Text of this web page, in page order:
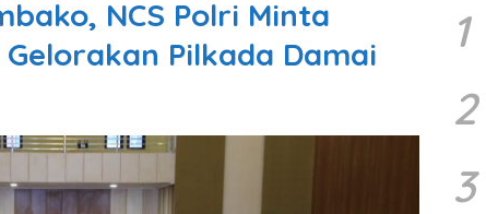
NCS Polri Minta
Pilkada Damai
1
2
3